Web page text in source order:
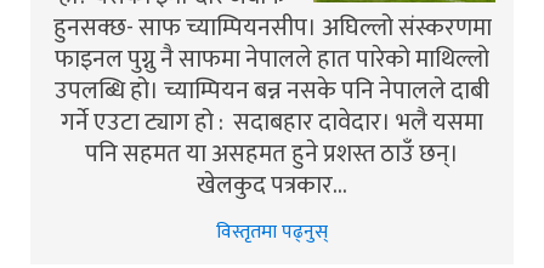
हुनसक्छ- साफ च्याम्पियनसीप। अघिल्लो संस्करणमा
फाइनल पुग्नु नै साफमा नेपालले हात पारेको माथिल्लो
उपलब्धि हो। च्याम्पियन बन्न नसके पनि नेपालले दाबी
गर्ने एउटा ट्याग हो : सदाबहार दावेदार। भलै यसमा
पनि सहमत या असहमत हुने प्रशस्त ठाउँ छन्।
खेलकुद पत्रकार…
विस्तृतमा पढ्नुस्